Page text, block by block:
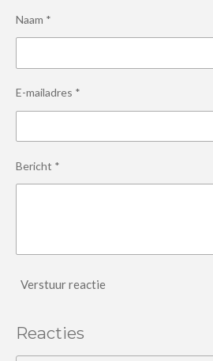
Naam *
E-mailadres *
Bericht *
Verstuur reactie
Reacties